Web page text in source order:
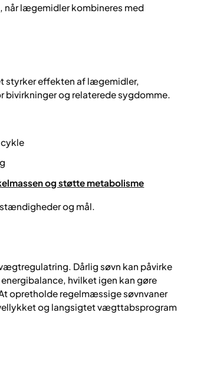
når lægemidler kombineres med
styrker effekten af lægemidler,
bivirkninger og relaterede sygdomme.
og støtte metabolisme
og mål.
Dårlig søvn kan påvirke
hvilket igen kan gøre
opretholde regelmæssige søvnvaner
og langsigtet vægttabsprogram